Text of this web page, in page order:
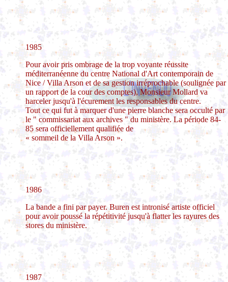
1985
Pour avoir pris ombrage de la trop voyante réussite
méditerranéenne du centre National d'Art contemporain de
Nice / Villa Arson et de sa gestion irréprochable (soulignée par
un rapport de la cour des comptes), Monsieur Mollard va
harceler jusqu'à l'écurement les responsables du centre.
Tout ce qui fut à marquer d'une pierre blanche sera occulté par
le " commissariat aux archives " du ministère. La période 84-
85 sera officiellement qualifiée de
« sommeil de la Villa Arson ».
1986
La bande a fini par payer. Buren est intronisé artiste officiel
pour avoir poussé la répétitivité jusqu'à flatter les rayures des
stores du ministère.
1987